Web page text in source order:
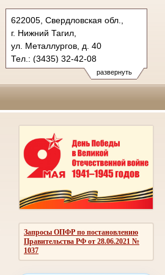
развернуть
622005, Свердловская обл.,
г. Нижний Тагил,
ул. Металлургов, д. 40
Тел.: (3435) 32-42-08
tagilstroevsky.svd@sudrf.ru
Запросы ОПФР по постановлению
Правительства РФ от 28.06.2021 №
1037